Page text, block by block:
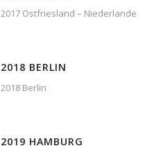
2017 Ostfriesland – Niederlande
2018 BERLIN
2018 Berlin
2019 HAMBURG